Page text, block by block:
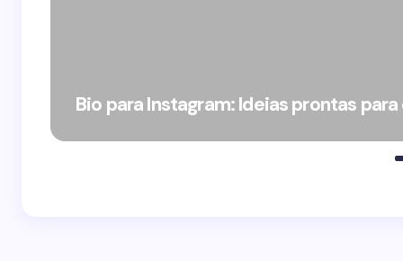
Bio para Instagram: Ideias prontas